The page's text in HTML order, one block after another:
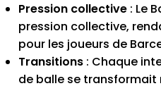
Pression collective : Le
pression collective,
pour les joueurs de
Transitions : Chaque
de balle se transformait